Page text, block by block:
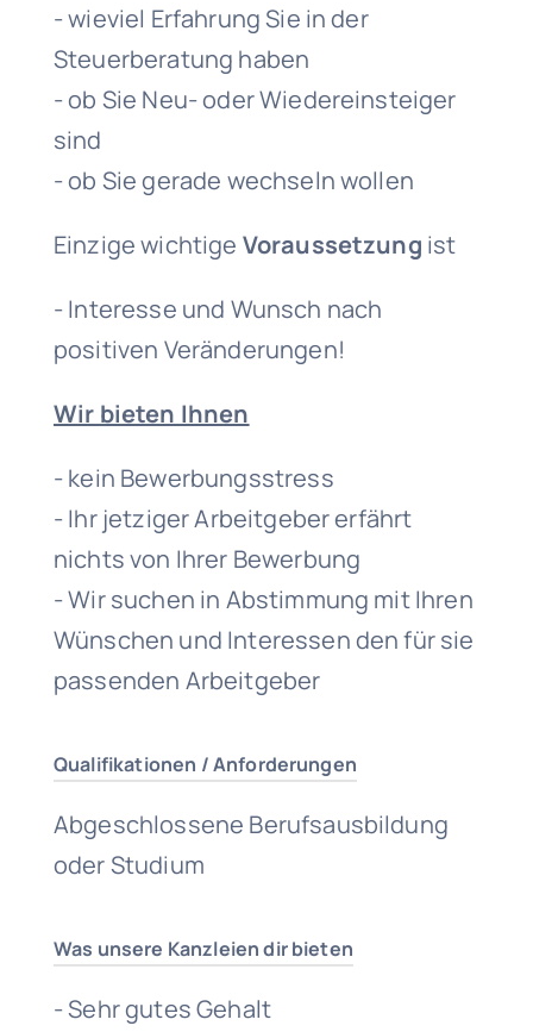
- wieviel Erfahrung Sie in der
Steuerberatung haben
- ob Sie Neu- oder Wiedereinsteiger
sind
- ob Sie gerade wechseln wollen
Einzige wichtige Voraussetzung ist
- Interesse und Wunsch nach
positiven Veränderungen!
Wir bieten Ihnen
- kein Bewerbungsstress
- Ihr jetziger Arbeitgeber erfährt
nichts von Ihrer Bewerbung
- Wir suchen in Abstimmung mit Ihren
Wünschen und Interessen den für sie
passenden Arbeitgeber
Qualifikationen / Anforderungen
Abgeschlossene Berufsausbildung
oder Studium
Was unsere Kanzleien dir bieten
- Sehr gutes Gehalt